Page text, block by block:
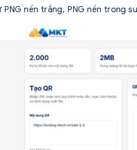
PNG nền trắng, PNG nền trong